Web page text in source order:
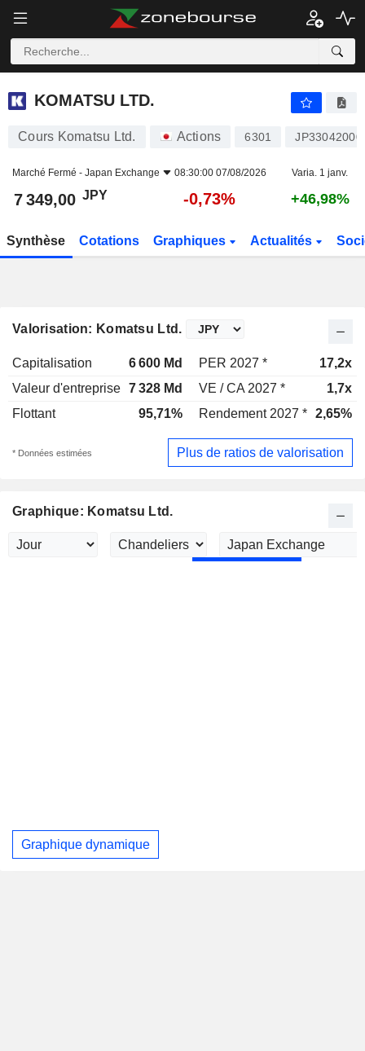
KOMATSU LTD.
KOMATSU LTD.
Cours Komatsu Ltd. Actions 6301
Marché Fermé - Japan Exchange 08:30:00 07/08/2026 Varia. 1 janv.
7 349,00 JPY -0,73% +46,98%
Synthèse Cotations Graphiques Actualités
Valorisation: Komatsu Ltd.
Capitalisation 6 600 Md PER 2027 *
17,2x
Valeur d'entreprise 7 328 Md VE / CA 2027 *
1,7x
Flottant
95,71% Rendement 2027 * 2,65%
* Données estimées Plus de ratios de valorisation
Graphique: Komatsu Ltd.
Graphique dynamique